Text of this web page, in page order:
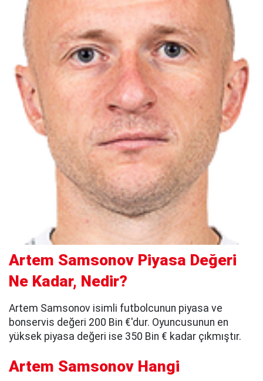
Artem Samsonov Piyasa Değeri
Ne Kadar, Nedir?
Artem Samsonov isimli futbolcunun piyasa ve
bonservis değeri 200 Bin €'dur. Oyuncusunun en
yüksek piyasa değeri ise 350 Bin € kadar çıkmıştır.
Artem Samsonov Hangi